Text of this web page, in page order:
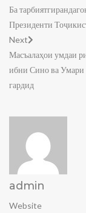
Ба
Президенти
Next
Масъалаҳои умдаи
ибни Сино ва Умари
гардид
admin
Website